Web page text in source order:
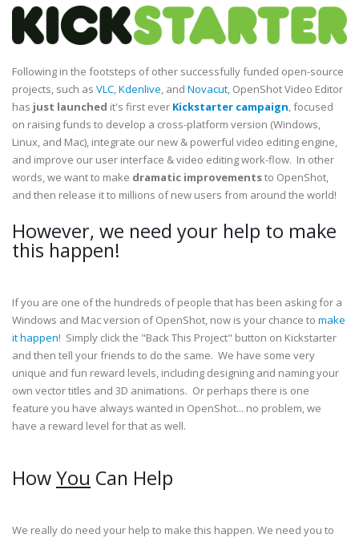
Following in the footsteps of other successfully funded open-source
projects, such as VLC,Kdenlive, and Novacut, OpenShot Video Editor
has just launched it's first ever Kickstarter campaign, focused
on raising funds to develop a cross-platform version (Windows,
Linux, and Mac), integrate our new & powerful video editing engine,
and improve our user interface & video editing work-flow. In other
words, we want to make dramatic improvementsto OpenShot,
and then release it to millions of new users from around the world!
However, we need your help to make
this happen!
If you are one of the hundreds of people that has been asking for a
Windows and Mac version of OpenShot, now is your chance to make
it happen! Simply click the "Back This Project" button on Kickstarter
and then tell your friends to do the same. We have some very
unique and fun reward levels, including designing and naming your
own vector titles and 3D animations. Or perhaps there is one
feature you have always wanted in OpenShot... no problem, we
have a reward level for that as well.
HowYou Can Help
We really do need your help to make this happen. We need you to